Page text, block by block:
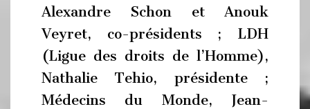
Alexandre Schon et Anouk
Veyret, co-présidents ; LDH
(Ligue des droits de l’Homme),
Nathalie Tehio, présidente ;
Médecins du Monde, Jean-